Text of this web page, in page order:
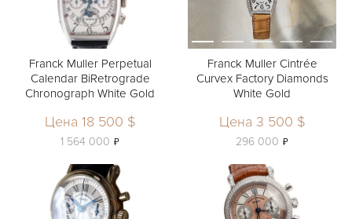
Franck Muller Perpetual
Calendar BiRetrograde
Chronograph White Gold
Цена 18 500 $
1 564 000 ь
Franck Muller Cintrée
Curvex Factory Diamonds
White Gold
Цена 3 500 $
296 000 ь